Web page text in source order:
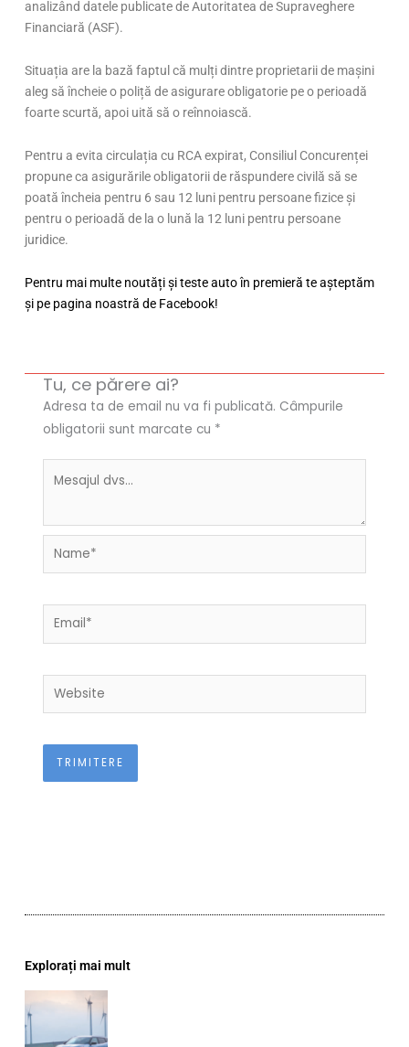
analizând datele publicate de Autoritatea de Supraveghere
Financiară (ASF).
Situația are la bază faptul că mulți dintre proprietarii de mașini
aleg să încheie o poliță de asigurare obligatorie pe o perioadă
foarte scurtă, apoi uită să o reînnoiască.
Pentru a evita circulația cu RCA expirat, Consiliul Concurenței
propune ca asigurările obligatorii de răspundere civilă să se
poată încheia pentru 6 sau 12 luni pentru persoane fizice și
pentru o perioadă de la o lună la 12 luni pentru persoane
juridice.
Pentru mai multe noutăți și teste auto în premieră te așteptăm
și pe pagina noastră de Facebook!
Tu, ce părere ai?
Adresa ta de email nu va fi publicată. Câmpurile
obligatorii sunt marcate cu *
Name*
Email*
Website
Explorați mai mult